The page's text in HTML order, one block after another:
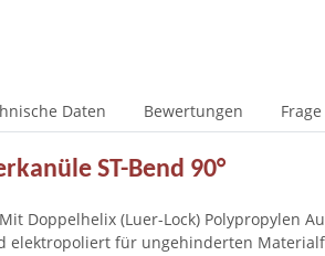
Daten Bewertungen
ST-Bend 90°
Doppelhelix (Luer-Lock) Polypropylen
elektropoliert für ungehinderten